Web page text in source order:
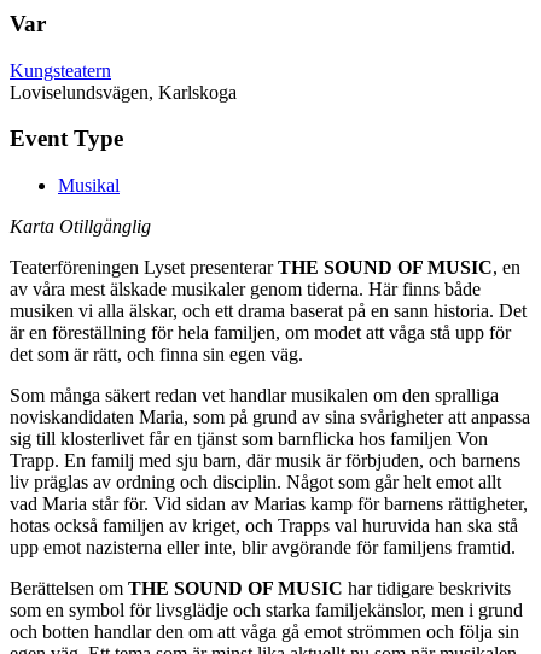
Var
Kungsteatern
Loviselundsvägen, Karlskoga
Event Type
Musikal
Karta Otillgänglig
Teaterföreningen Lyset presenterarTHE SOUND OF MUSIC, en
av våra mest älskade musikaler genom tiderna. Här finns både
musiken vi alla älskar, och ett drama baserat på en sann historia. Det
är en föreställning för hela familjen, om modet att våga stå upp för
det som är rätt, och finna sin egen väg.
Som många säkert redan vet handlar musikalen om den spralliga
noviskandidaten Maria, som på grund av sina svårigheter att anpassa
sig till klosterlivet får en tjänst som barnflicka hos familjen Von
Trapp. En familj med sju barn, där musik är förbjuden, och barnens
liv präglas av ordning och disciplin. Något som går helt emot allt
vad Maria står för. Vid sidan av Marias kamp för barnens rättigheter,
hotas också familjen av kriget, och Trapps val huruvida han ska stå
upp emot nazisterna eller inte, blir avgörande för familjens framtid.
Berättelsen om THE SOUND OF MUSIC har tidigare beskrivits
som en symbol för livsglädje och starka familjekänslor, men i grund
och botten handlar den om att våga gå emot strömmen och följa sin